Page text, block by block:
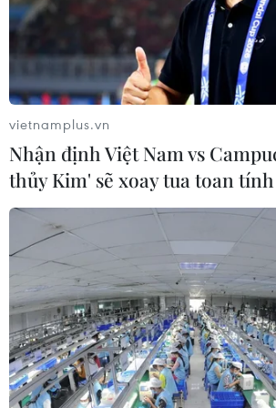
Lexxy - con gái nhạc sỹ Tú Dưa gây
bất ngờ với giọng hát và phong cách
cá tính
18/06/2026 11:45
Một niềm tin và một tình yêu sâu
nặng với Tổ quốc, với nhân dân
18/06/2026 02:31
Dàn nhạc Giao hưởng Hà Nội sắp
biểu diễn cùng các nghệ sỹ nổi
châu Âu
17/06/2026 09:57
vietnamplus.vn
Nhận định Việt Nam vs
thủy Kim' sẽ xoay tua toan